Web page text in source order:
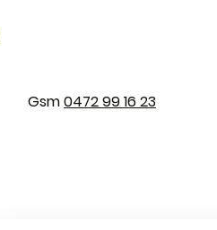
0472 99 16 23